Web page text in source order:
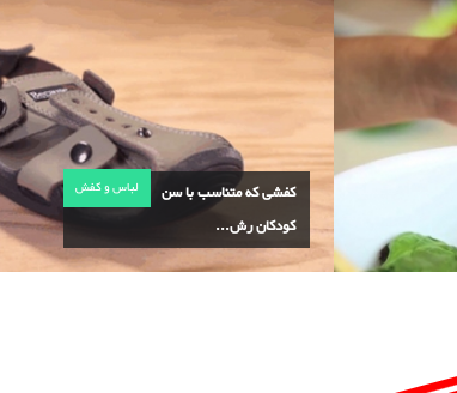
لباس و کفش
کفشی که متناسب با سن
کودکان رش...